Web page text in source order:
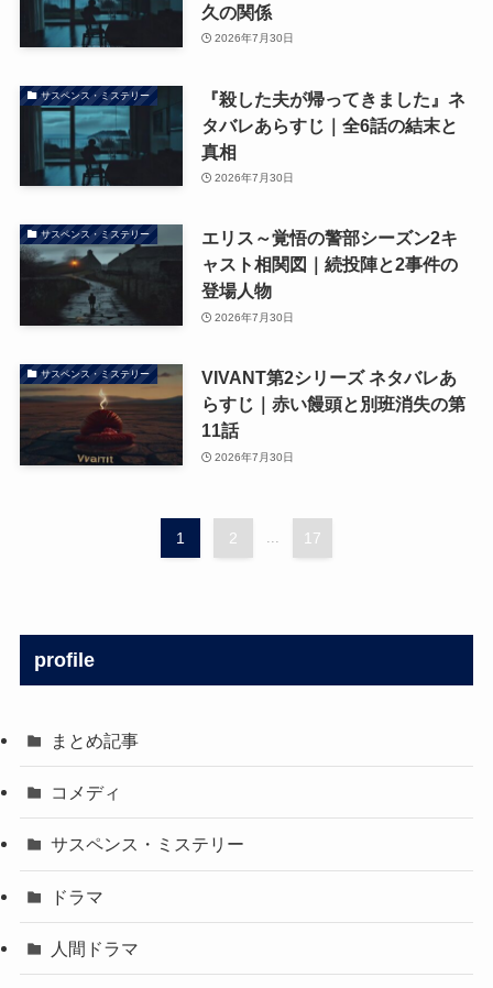
久の関係
2026年7月30日
サスペンス・ミステリー
『殺した夫が帰ってきました』ネ
タバレあらすじ｜全6話の結末と
真相
2026年7月30日
サスペンス・ミステリー
エリス～覚悟の警部シーズン2キ
ャスト相関図｜続投陣と2事件の
登場人物
2026年7月30日
サスペンス・ミステリー
VIVANT第2シリーズ ネタバレあ
らすじ｜赤い饅頭と別班消失の第
11話
2026年7月30日
1 2 17
profile
まとめ記事
コメディ
サスペンス・ミステリー
ドラマ
人間ドラマ